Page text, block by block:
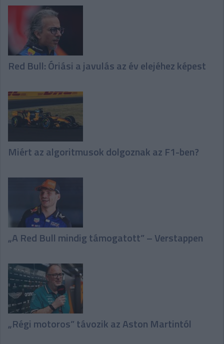
Red Bull: Óriási a javulás az év elejéhez képest
Miért az algoritmusok dolgoznak az F1-ben?
„A Red Bull mindig támogatott” – Verstappen
„Régi motoros” távozik az Aston Martintól